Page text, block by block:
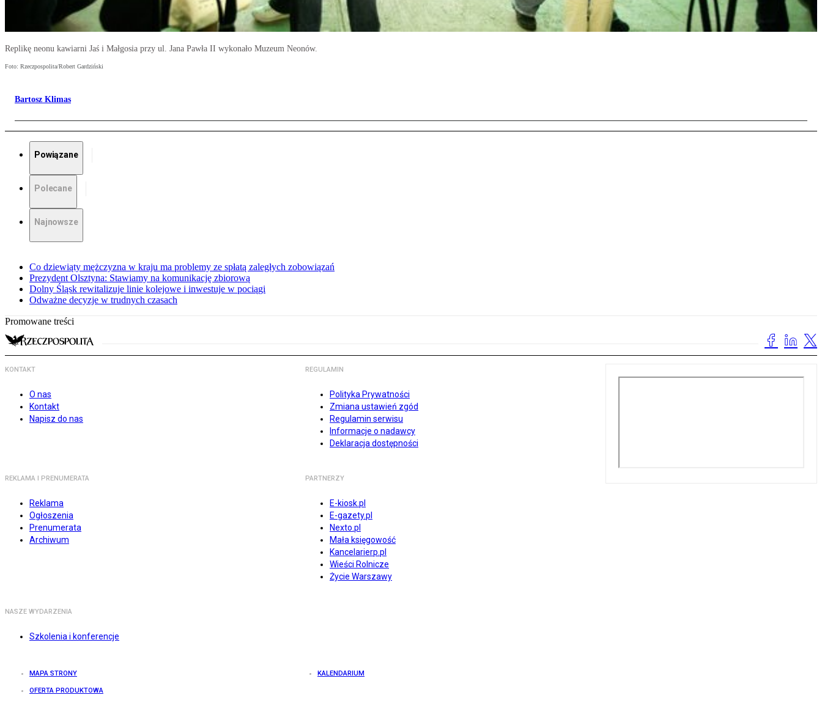
Replikę neonu kawiarni Jaś i Małgosia przy ul. Jana Pawła II wykonało Muzeum Neonów.
Foto: Rzeczpospolita/Robert Gardziński
Bartosz Klimas
Powiązane
Polecane
Najnowsze
Co dziewiąty mężczyzna w kraju ma problemy ze spłatą zaległych zobowiązań
Prezydent Olsztyna: Stawiamy na komunikację zbiorową
Dolny Śląsk rewitalizuje linie kolejowe i inwestuje w pociągi
Odważne decyzje w trudnych czasach
Promowane treści
KONTAKT
O nas
Kontakt
Napisz do nas
REGULAMIN
Polityka Prywatności
Zmiana ustawień zgód
Regulamin serwisu
Informacje o nadawcy
Deklaracja dostępności
REKLAMA I PRENUMERATA
Reklama
Ogłoszenia
Prenumerata
Archiwum
PARTNERZY
E-kiosk.pl
E-gazety.pl
Nexto.pl
Mała księgowość
Kancelarierp.pl
Wieści Rolnicze
Życie Warszawy
NASZE WYDARZENIA
Szkolenia i konferencje
MAPA STRONY KALENDARIUM
OFERTA PRODUKTOWA